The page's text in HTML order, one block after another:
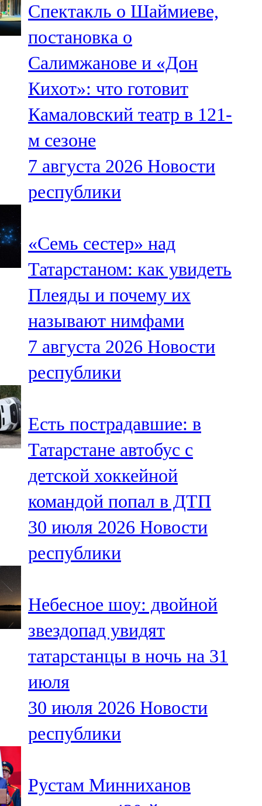
Мамадыш
106,2 FM
Минзәлә
107,3 FM
Мөслим
100,0 FM
Нурлат
104,7 FM
71,42 FM
Сарман
107,8 FM
Теләче
106,1 FM
Түбән Кама
Чирмешән
107,7 FM
Чистай
103,0 FM
Чүпрәле
91,0 FM
102,3 FM
Яңа чишмә
107,0 FM
Яр Чаллы
105,5 FM
Спектакль о Шаймиеве,
постановка о
Салимжанове и «Дон
Кихот»: что готовит
Камаловский театр в 121-
м сезоне
7 августа 2026 Новости
республики
«Семь сестер» над
Татарстаном: как увидеть
Плеяды и почему их
называют нимфами
7 августа 2026 Новости
республики
Есть пострадавшие: в
Татарстане автобус с
детской хоккейной
командой попал в ДТП
30 июля 2026 Новости
республики
Небесное шоу: двойной
звездопад увидят
татарстанцы в ночь на 31
июля
30 июля 2026 Новости
республики
Рустам Минниханов